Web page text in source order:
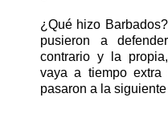
¿Qué hizo
pusieron a
contrario y la
vaya a tiempo
pasaron a la